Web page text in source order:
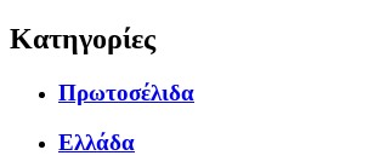
Κατηγορίες
Πρωτοσέλιδα
Ελλάδα